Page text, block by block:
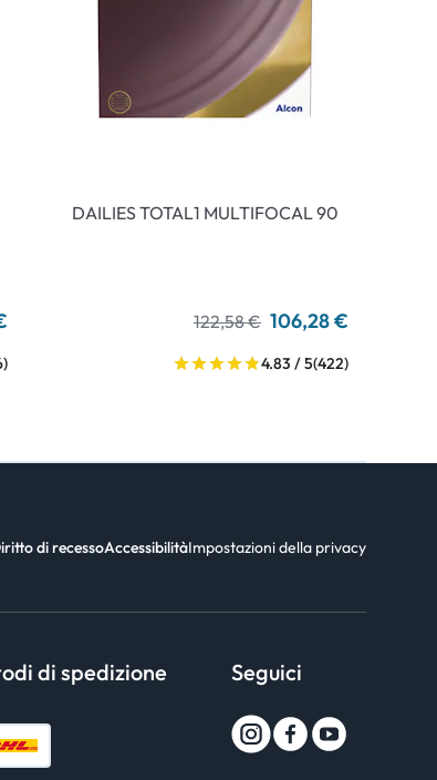
DAILIES TOTAL1 MULTIFOCAL 90
122,58 € 106,28 €
4.83 / 5(422)
di recessoAccessibilitàImpostazioni della privacy
di spedizione Seguici